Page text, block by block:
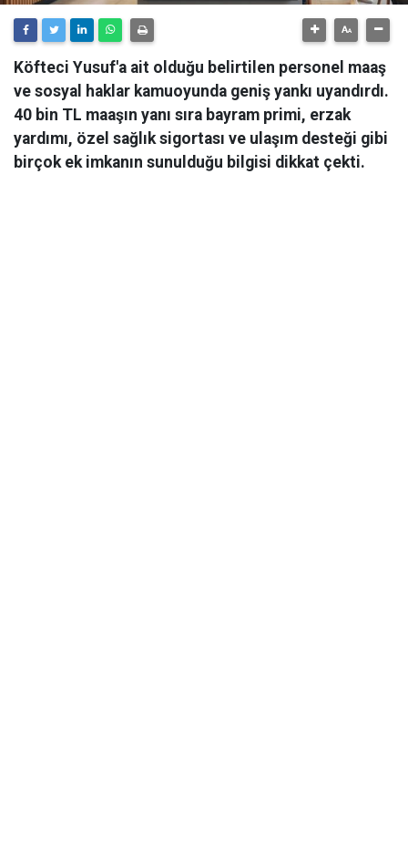
Köfteci Yusuf'a ait olduğu belirtilen personel maaş
ve sosyal haklar kamuoyunda geniş yankı uyandırdı.
40 bin TL maaşın yanı sıra bayram primi, erzak
yardımı, özel sağlık sigortası ve ulaşım desteği gibi
birçok ek imkanın sunulduğu bilgisi dikkat çekti.